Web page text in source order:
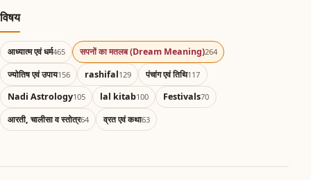
विषय
आध्यात्म एवं धर्म465 सपनों का मतलब (Dream Meaning)264
ज्योतिष एवं उपाय156 rashifal129 पंचांग एवं तिथि117
Nadi Astrology105 lal kitab100 Festivals70
आरती, चालीसा व स्तोत्र64 व्रत एवं कथा63